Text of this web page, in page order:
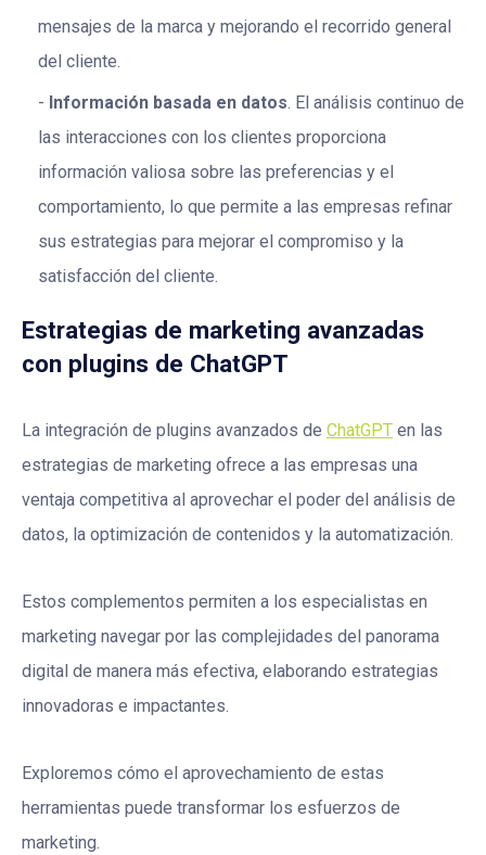
mensajes de la marca y mejorando el recorrido general
del cliente.
Información basada en datos. El análisis continuo de
las interacciones con los clientes proporciona
información valiosa sobre las preferencias y el
comportamiento, lo que permite a las empresas refinar
sus estrategias para mejorar el compromiso y la
satisfacción del cliente.
Estrategias de marketing avanzadas
con plugins de ChatGPT
La integración de plugins avanzados de ChatGPT en las
estrategias de marketing ofrece a las empresas una
ventaja competitiva al aprovechar el poder del análisis de
datos, la optimización de contenidos y la automatización.
Estos complementos permiten a los especialistas en
marketing navegar por las complejidades del panorama
digital de manera más efectiva, elaborando estrategias
innovadoras e impactantes.
Exploremos cómo el aprovechamiento de estas
herramientas puede transformar los esfuerzos de
marketing.